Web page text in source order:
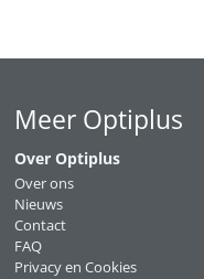
Meer Optiplus
Over Optiplus
Over ons
Nieuws
Contact
FAQ
Privacy en Cookies